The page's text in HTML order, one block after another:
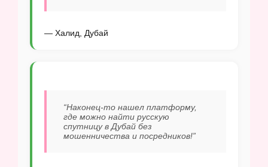
— Халид, Дубай
“Наконец-то нашел платформу,
где можно найти русскую
спутницу в Дубай без
мошенничества и посредников!”